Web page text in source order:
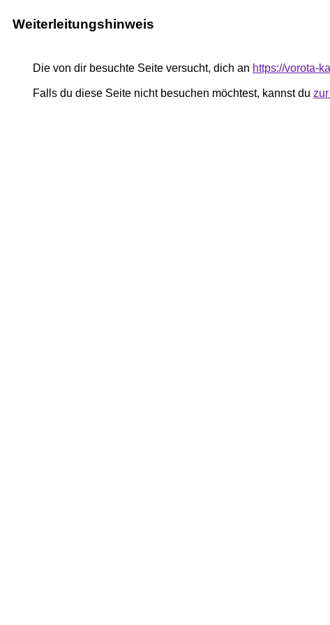
Weiterleitungshinweis
Die von dir besuchte Seite versucht, dich an https://vorota-
Falls du diese Seite nicht besuchen möchtest, kannst du